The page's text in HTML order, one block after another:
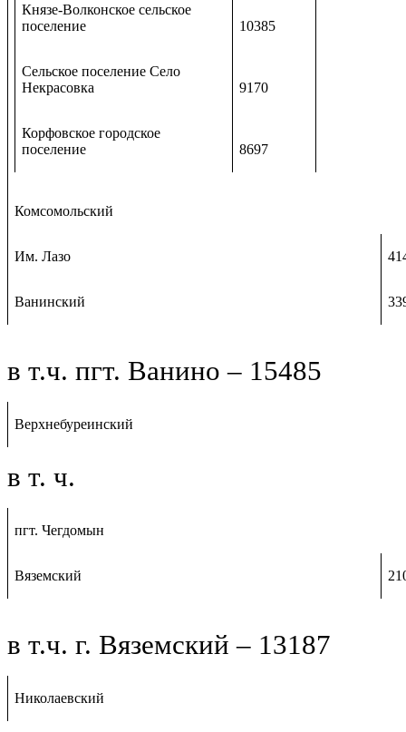
Князе-Волконское сельское
поселение
10385
Сельское поселение Село
Некрасовка
9170
Корфовское городское
поселение
8697
Комсомольский
Им. Лазо
Ванинский
в т.ч. пгт. Ванино – 15485
Верхнебуреинский
в т. ч.
пгт. Чегдомын
Вяземский
в т.ч. г. Вяземский – 13187
Николаевский